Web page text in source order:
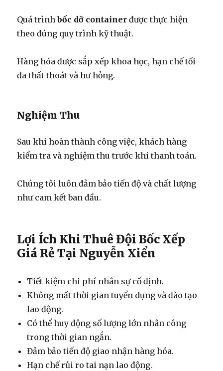
Quá trìnhbốc dỡ container được thực hiện
theo đúng quy trình kỹ thuật.
Hàng hóa được sắp xếp khoa học, hạn chế tối
đa thất thoát và hư hỏng.
Nghiệm Thu
Sau khi hoàn thành công việc, khách hàng
kiểm tra và nghiệm thu trước khi thanh toán.
Chúng tôi luôn đảm bảo tiến độ và chất lượng
như cam kết ban đầu.
Lợi Ích Khi Thuê Đội Bốc Xếp
Giá Rẻ Tại Nguyễn Xiển
Tiết kiệm chi phí nhân sự cố định.
Không mất thời gian tuyển dụng và đào tạo
lao động.
Có thể huy động số lượng lớn nhân công
trong thời gian ngắn.
Đảm bảo tiến độ giao nhận hàng hóa.
Hạn chế rủi ro tai nạn lao động.